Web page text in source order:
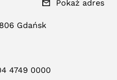
Pokaż adres
Gdańsk
4749 0000